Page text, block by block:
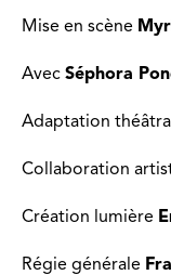
Mise en scène
Avec Séphora
Adaptation
Collaboration
Création lumière
Régie générale